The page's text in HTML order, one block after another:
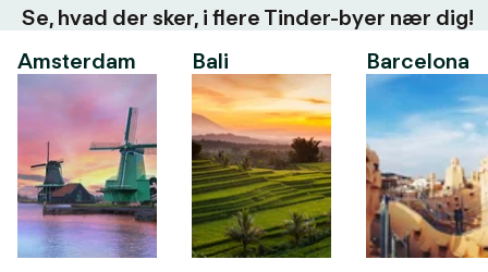
Se, hvad der sker, i flere Tinder-byer nær dig!
Amsterdam
Bali Barcelona